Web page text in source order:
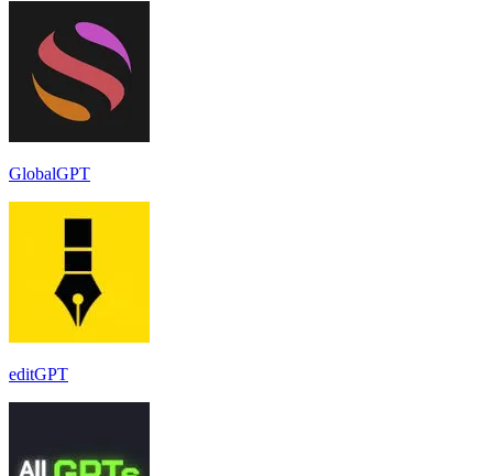
GlobalGPT
editGPT